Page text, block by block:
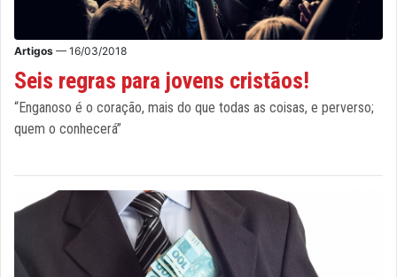
Artigos — 16/03/2018
Seis regras para jovens cristãos!
“Enganoso é o coração, mais do que todas as coisas, e perverso;
quem o conhecerá”